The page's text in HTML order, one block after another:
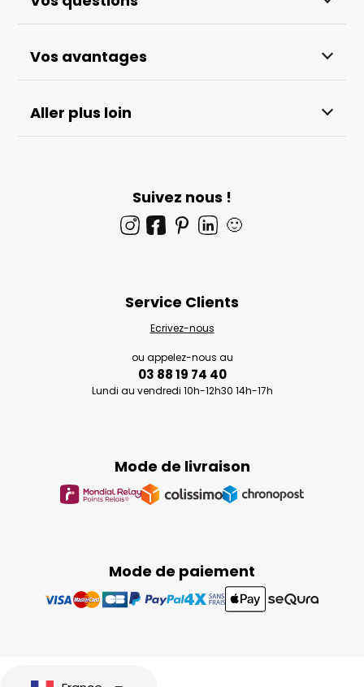
Vos avantages
Aller plus loin
Suivez nous !
🙂
Mode de paiement
Mode de livraison
Service Clients
Ecrivez-nous
ou appelez-nous au
03 88 19 74 40
Lundi au vendredi 10h-12h30 14h-17h